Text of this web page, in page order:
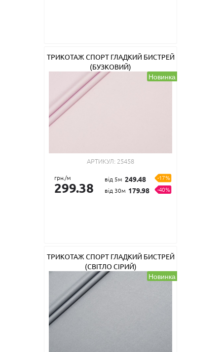
ТРИКОТАЖ СПОРТ ГЛАДКИЙ БИСТРЕЙ
(БУЗКОВИЙ)
Новинка
АРТИКУЛ: 25458
грн./м
299.38
від 5м 249.48
-17%
від 30м 179.98 -40%
ТРИКОТАЖ СПОРТ ГЛАДКИЙ БИСТРЕЙ
(СВІТЛО СІРИЙ)
Новинка